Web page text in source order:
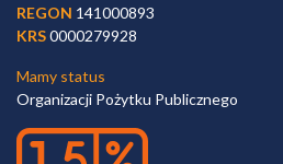
REGON 141000893
KRS0000279928
Mamy status
Organizacji Pożytku Publicznego